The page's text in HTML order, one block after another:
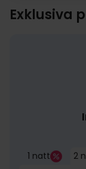
Exklusiva
1 natt 2